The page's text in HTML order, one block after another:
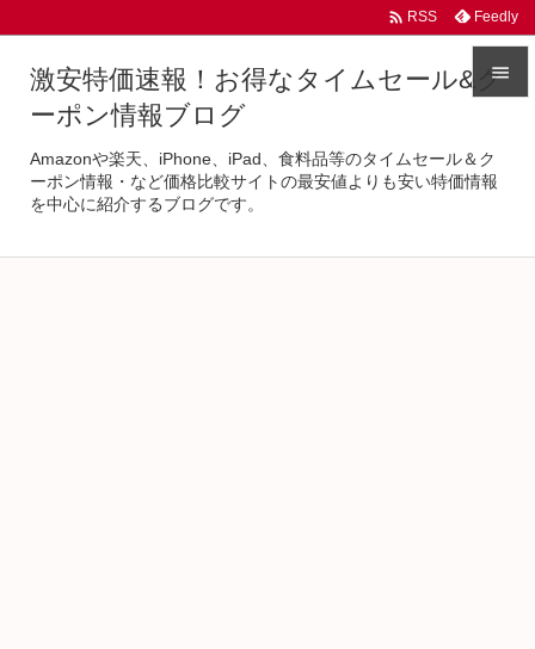

メニュ
 RSS Feedly
激安特価速報！お得なタイムセール&ク
ーポン情報ブログ
Amazonや楽天、iPhone、iPad、食料品等のタイムセール＆ク
ーポン情報・など価格比較サイトの最安値よりも安い特価情報
を中心に紹介するブログです。